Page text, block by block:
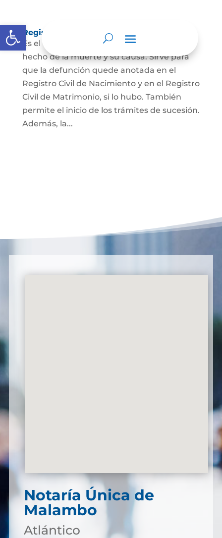
Abrir barra de herramientas
Registro Civil de Defunción
Es el documento público que prueba el
hecho de la muerte y su causa. Sirve para
que la defunción quede anotada en el
Registro Civil de Nacimiento y en el Registro
Civil de Matrimonio, si lo hubo. También
permite el inicio de los trámites de sucesión.
Además, la...
Notaría Única de
Malambo
Atlántico